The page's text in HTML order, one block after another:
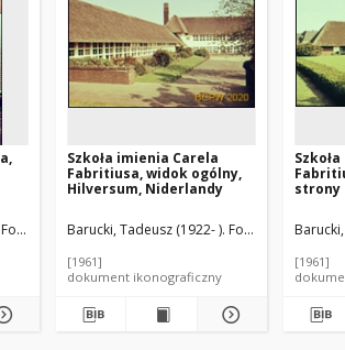
Dudok, Willem Marinus (1884-1974). Architekt
Szkoła imienia Carela
Fabritiusa, widok ogólny,
Hilversum, Niderlandy
Barucki, Tadeusz (1922- ). Fotograf Dudok,
[1961]
dokument ikonograficzny
strony
[1961]